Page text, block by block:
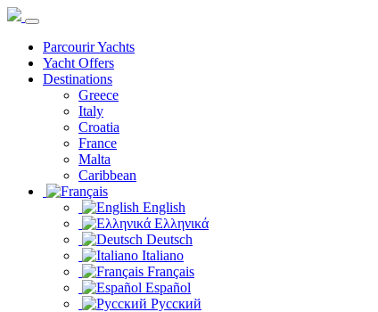
Parcourir Yachts
Yacht Offers
Destinations
Greece
Italy
Croatia
France
Malta
Caribbean
English
Ελληνικά
Deutsch
Italiano
Français
Español
Русский